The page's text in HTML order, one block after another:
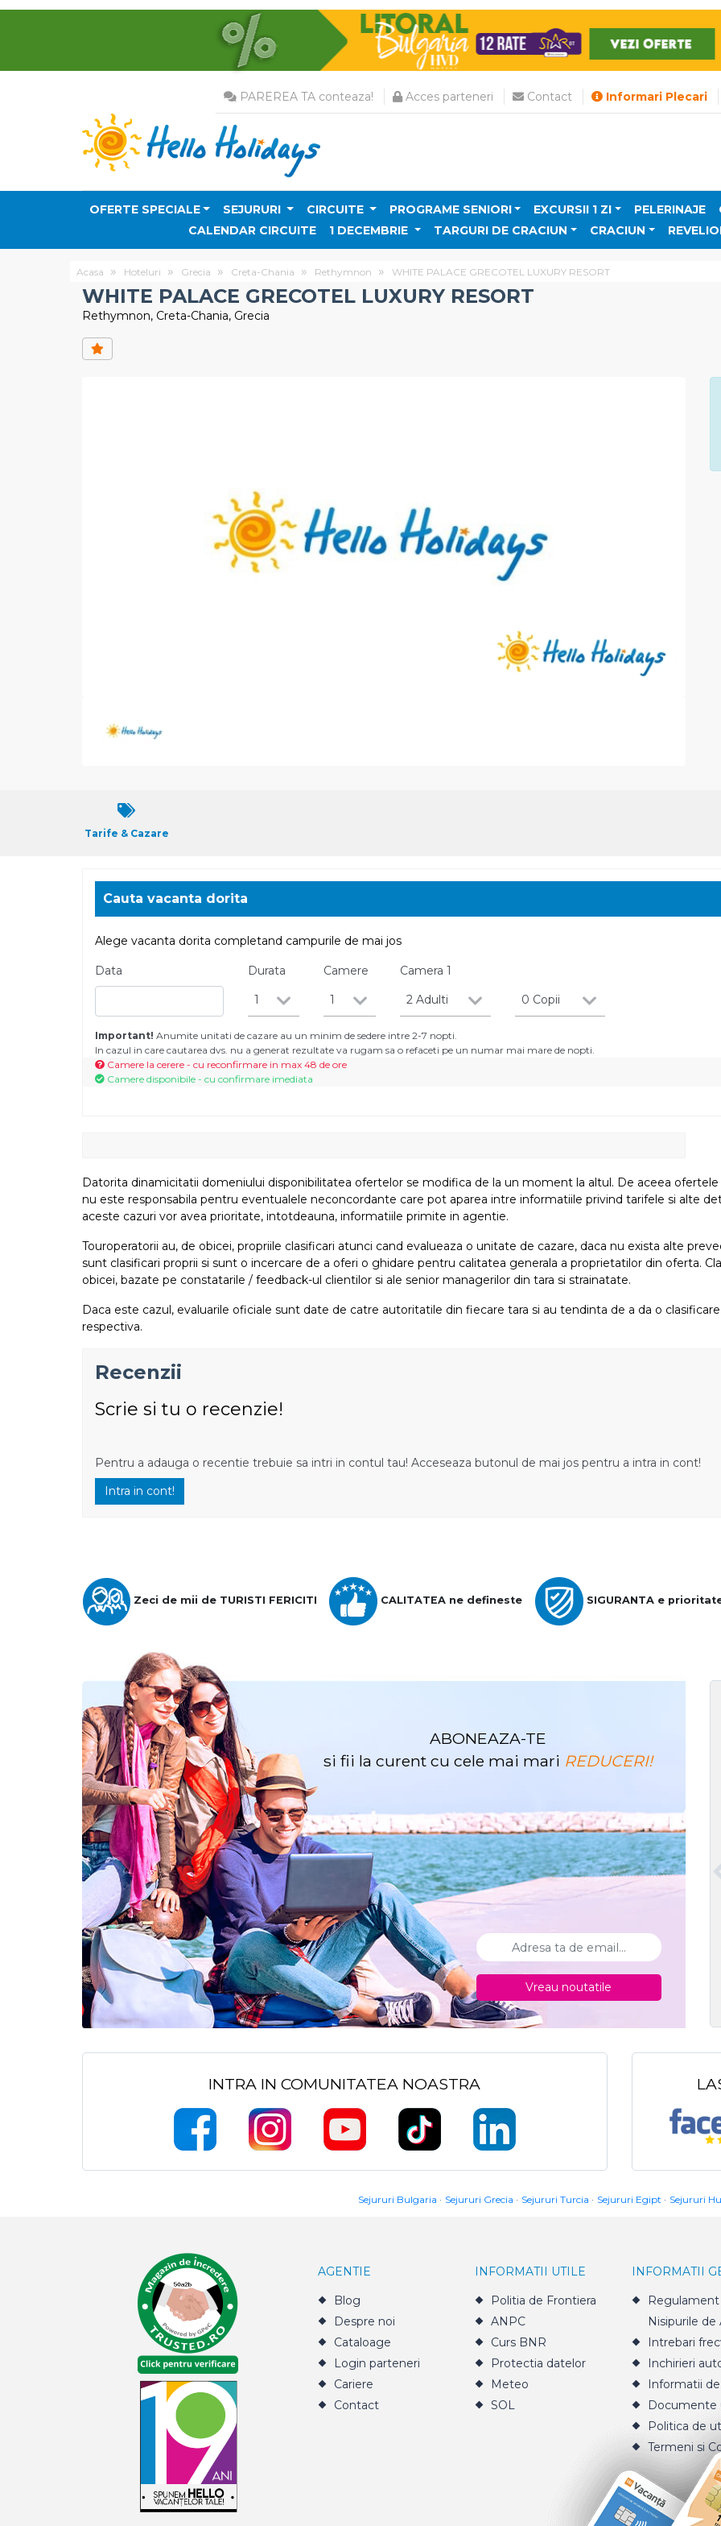
PAREREA TA conteaza! Acces parteneri Contact Informari Plecari
OFERTE SPECIALE SEJURURI CIRCUITE PROGRAME SENIORI EXCURSII 1 ZI PELERINAJE
CALENDAR CIRCUITE
1 DECEMBRIE TARGURI DE CRACIUN CRACIUN
Acasa Hoteluri Grecia Creta-Chania Rethymnon WHITE PALACE GRECOTEL LUXURY RESORT
WHITE PALACE GRECOTEL LUXURY RESORT
Rethymnon, Creta-Chania, Grecia
Tarife & Cazare
Cauta vacanta dorita
Alege vacanta dorita completand campurile de mai jos
Data
Durata
1
Camere
1
Camera1
2 Adulti
0 Copii
Important! Anumite unitati de cazare au un minim de sedere intre 2-7 nopti.
In cazul in care cautarea dvs. nu a generat rezultate va rugam sa o refaceti pe un numar mai mare de nopti.
Camere la cerere - cu reconfirmare in max 48 de ore
Camere disponibile - cu confirmare imediata
Datorita dinamicitatii domeniului disponibilitatea ofertelor se modifica de la un moment la altul. De aceea
nu este responsabila pentru eventualele neconcordante care pot aparea intre informatiile privind tarifele si alte
aceste cazuri vor avea prioritate, intotdeauna, informatiile primite in agentie.
Touroperatorii au, de obicei, propriile clasificari atunci cand evalueaza o unitate de cazare, daca nu exista alte
sunt clasificari proprii si sunt o incercare de a oferi o ghidare pentru calitatea generala a proprietatilor din oferta.
obicei, bazate pe constatarile / feedback-ul clientilor si ale senior managerilor din tara si strainatate.
Daca este cazul, evaluarile oficiale sunt date de catre autoritatile din fiecare tara si au tendinta de a da o
respectiva.
Recenzii
Scrie si tu o recenzie!
Pentru a adauga o recentie trebuie sa intri in contul tau! Acceseaza butonul de mai jos pentru a intra in cont!
Intra in cont!
Zeci de mii de TURISTI FERICITI CALITATEA ne defineste SIGURANTA e
ABONEAZA-TE
si fii la curent cu cele mai mari REDUCERI!
Vreau noutatile
INTRA IN COMUNITATEA NOASTRA
Sejururi Bulgaria Sejururi Grecia Sejururi Turcia Sejururi Egipt Sejururi
AGENTIE
Blog
Despre noi
Cataloage
Login parteneri
Cariere
Contact
INFORMATII UTILE
Politia de Frontiera
ANPC
Curs BNR
Protectia datelor
Meteo
SOL
INFORMATII
Regulament
Nisipurile de
Intrebari
Inchirieri
Informatii
Documente
Politica de
Termeni si